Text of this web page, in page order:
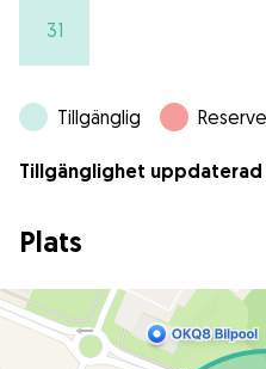
31
Tillgänglig
Tillgänglighet
Plats